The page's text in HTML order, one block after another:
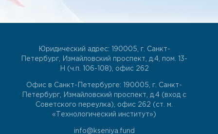
Юридический адрес: 190005, г. Санкт-
Петербург, Измайловский проспект, д.4, пом. 13-
Н (ч.п. 106-108), офис 262
Офис в Санкт-Петербурге: 190005, г. Санкт-
Петербург, Измайловский проспект, д.4 (вход с
Советского переулка), офис 262 (ст. м.
«Технологический институт»)
info@kseniya.fund